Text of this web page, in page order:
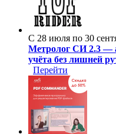
С 28 июля по 30
Метролог СИ 2.3 —
учёта без лишней
Перейти